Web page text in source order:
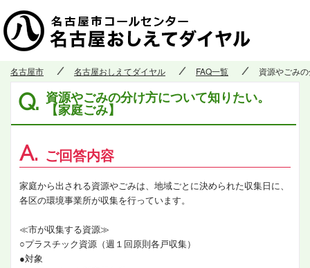
名古屋市 名古屋おしえてダイヤル FAQ一覧 資源やごみ
Q. 資源やごみの分け方について知りたい。
【家庭ごみ】
A. ご回答内容
家庭から出される資源やごみは、地域ごとに決められた収集日に、
各区の環境事業所が収集を行っています。
≪市が収集する資源≫
○プラスチック資源（週１回原則各戸収集）
●対象